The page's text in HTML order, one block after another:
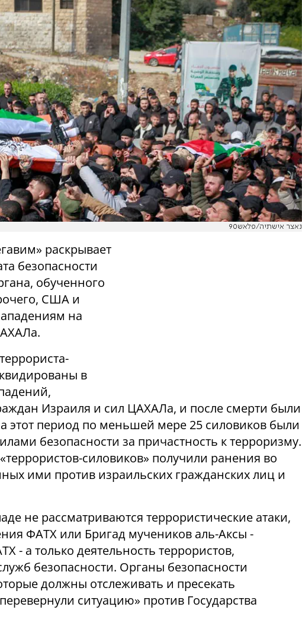
נאצר אישתיה/פלאש90
раскрывает
безопасности
обученного
США и
на
в
Израиля и сил ЦАХАЛа, и после смерти были
этот период по меньшей мере 25 силовиков были
безопасности за причастность к терроризму.
силовиков» получили ранения во
ими против израильских гражданских лиц и
не рассматриваются террористические атаки,
ФАТХ или Бригад мучеников аль-Аксы -
- а только деятельность террористов,
безопасности. Органы безопасности
должны отслеживать и пресекать
ситуацию» против Государства